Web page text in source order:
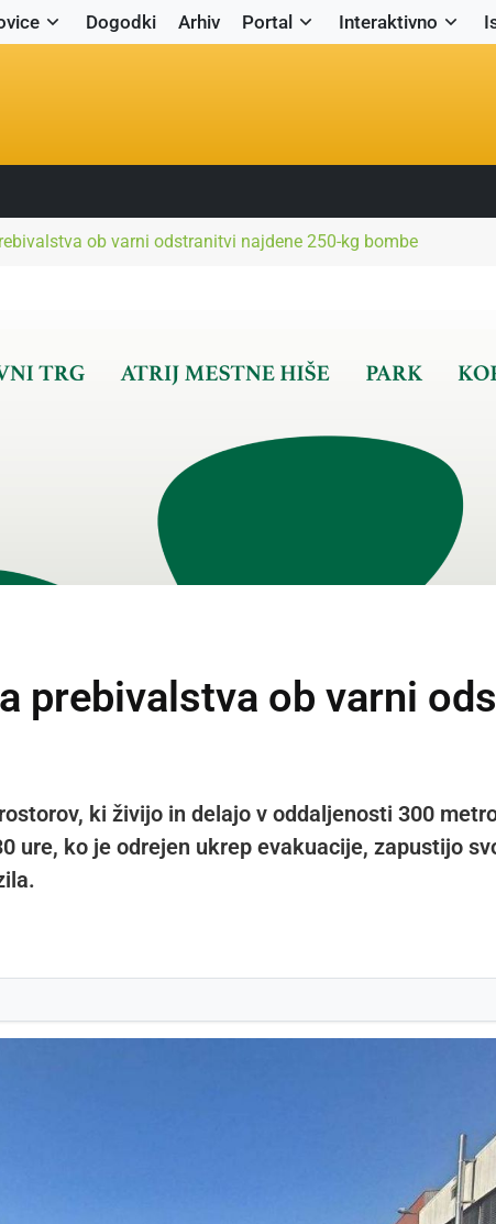
Dogodki Arhiv Portal Interaktivno
ob varni odstranitvi najdene 250-kg bombe
prebivalstva ob varni
ki živijo in delajo v oddaljenosti 300
ure, ko je odrejen ukrep evakuacije, zapustijo